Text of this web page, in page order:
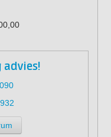
advies!